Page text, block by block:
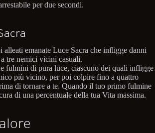
per due secondi.
alleati emanate Luce Sacra che infligge danni
tre nemici vicini casuali.
fulmini di pura luce, ciascuno dei quali infligge
più vicino, per poi colpire fino a quattro
di tornare a te. Quando il tuo primo fulmine
di una percentuale della tua Vita massima.